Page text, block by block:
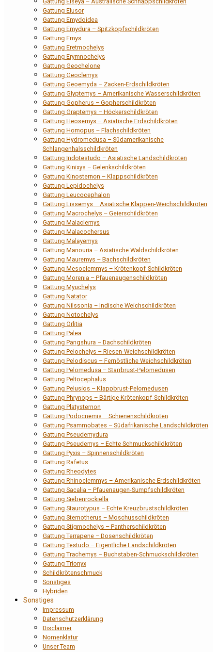
Gattung Elusor
Gattung Emydoidea
Gattung Emydura – Spitzkopfschildkröten
Gattung Emys
Gattung Eretmochelys
Gattung Erymnochelys
Gattung Geochelone
Gattung Geoclemys
Gattung Geoemyda – Zacken-Erdschildkröten
Gattung Glyptemys – Amerikanische Wasserschildkröten
Gattung Gopherus – Gopherschildkröten
Gattung Graptemys – Höckerschildkröten
Gattung Heosemys – Asiatische Erdschildkröten
Gattung Homopus – Flachschildkröten
Gattung Hydromedusa – Südamerikanische
Schlangenhalsschildkröten
Gattung Indotestudo – Asiatische Landschildkröten
Gattung Kinixys – Gelenkschildkröten
Gattung Kinosternon – Klappschildkröten
Gattung Lepidochelys
Gattung Leucocephalon
Gattung Lissemys – Asiatische Klappen-Weichschildkröten
Gattung Macrochelys – Geierschildkröten
Gattung Malaclemys
Gattung Malacochersus
Gattung Malayemys
Gattung Manouria – Asiatische Waldschildkröten
Gattung Mauremys – Bachschildkröten
Gattung Mesoclemmys – Krötenkopf-Schildkröten
Gattung Morenia – Pfauenaugenschildkröten
Gattung Myuchelys
Gattung Natator
Gattung Nilssonia – Indische Weichschildkröten
Gattung Notochelys
Gattung Orlitia
Gattung Palea
Gattung Pangshura – Dachschildkröten
Gattung Pelochelys – Riesen-Weichschildkröten
Gattung Pelodiscus – Fernöstliche Weichschildkröten
Gattung Pelomedusa – Starrbrust-Pelomedusen
Gattung Peltocephalus
Gattung Pelusios – Klappbrust-Pelomedusen
Gattung Phrynops – Bärtige Krötenkopf-Schildkröten
Gattung Platysternon
Gattung Podocnemis – Schienenschildkröten
Gattung Psammobates – Südafrikanische Landschildkröten
Gattung Pseudemydura
Gattung Pseudemys – Echte Schmuckschildkröten
Gattung Pyxis – Spinnenschildkröten
Gattung Rafetus
Gattung Rheodytes
Gattung Rhinoclemmys – Amerikanische Erdschildkröten
Gattung Sacalia – Pfauenaugen-Sumpfschildkröten
Gattung Siebenrockiella
Gattung Staurotypus – Echte Kreuzbrustschildkröten
Gattung Sternotherus – Moschusschildkröten
Gattung Stigmochelys – Pantherschildkröten
Gattung Terrapene – Dosenschildkröten
Gattung Testudo – Eigentliche Landschildkröten
Gattung Trachemys – Buchstaben-Schmuckschildkröten
Gattung Trionyx
Schildkrötenschmuck
Sonstiges
Hybriden
Sonstiges
Impressum
Datenschutzerklärung
Disclaimer
Nomenklatur
Unser Team